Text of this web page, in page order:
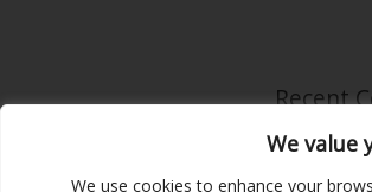
We value
We use cookies to enhance your
Recent